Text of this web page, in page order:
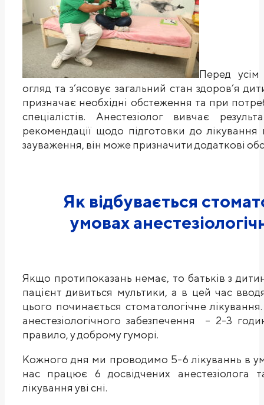
Перед усім
огляд та з’ясовує загальний стан здоров’я
призначає необхідні обстеження та при
спеціалістів. Анестезіолог вивчає
рекомендації щодо підготовки до
зауваження, він може призначити додаткові
Як відбувається
умовах
Якщо протипоказань немає, то батьків з
пацієнт дивиться мультики, а в цей час
цього починається стоматологічне
анестезіологічного забезпечення – 2-3
правило, у доброму гуморі.
Кожного дня ми проводимо 5-6 лікуваннь в
нас працює 6 досвідчених анестезіолога
лікування уві сні.